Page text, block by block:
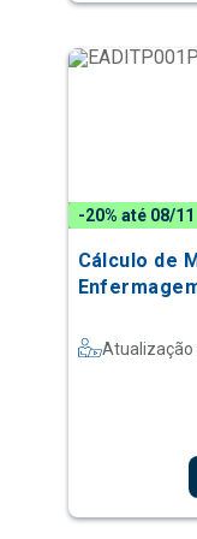
-20% até 08/11
Cálculo de
Atualização